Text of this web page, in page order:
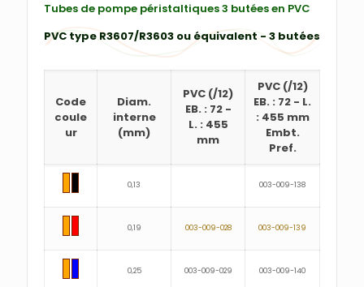
Tubes de pompe péristaltiques 3 butées en PVC
PVC type R3607/R3603 ou équivalent - 3 butées
Code
coule
ur
Diam.
interne
(mm)
PVC (/12)
EB. : 72-
L. : 455
mm
PVC(/12)
EB. : 72 - L.
: 455 mm
Embt.
Pref.
0,13 003-009-138
0,19 003-009-028 003-009-139
0,25 003-009-029 003-009-140